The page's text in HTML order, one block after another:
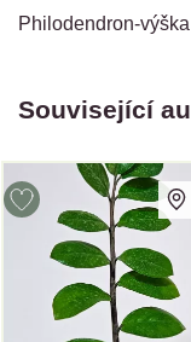
Philodendron-
Související